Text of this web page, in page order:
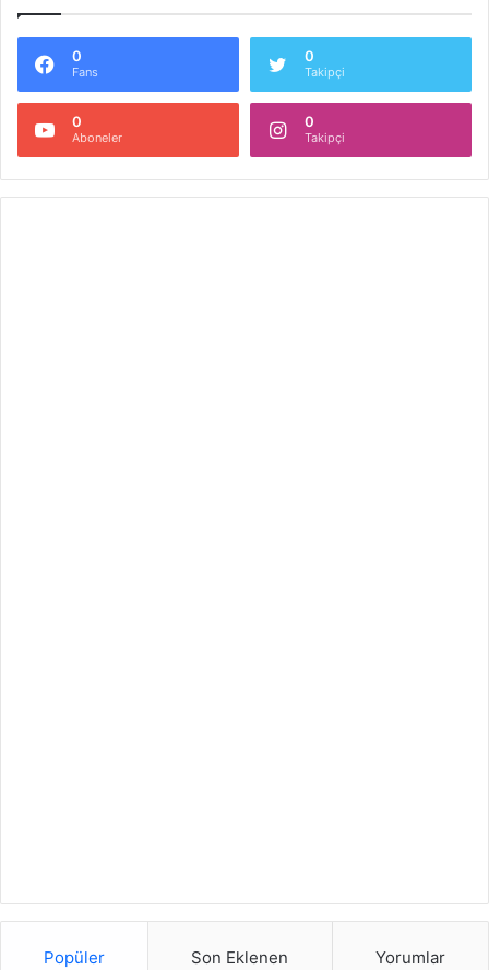
0
Fans
0
Takipçi
0
Aboneler
0
Takipçi
Popüler Son Eklenen Yorumlar